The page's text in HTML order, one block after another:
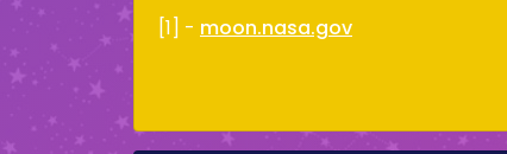
[1] - moon.nasa.gov